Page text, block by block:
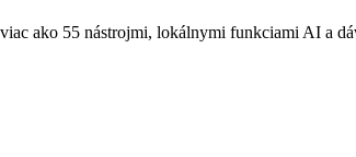
ako 55 nástrojmi, lokálnymi funkciami AI a